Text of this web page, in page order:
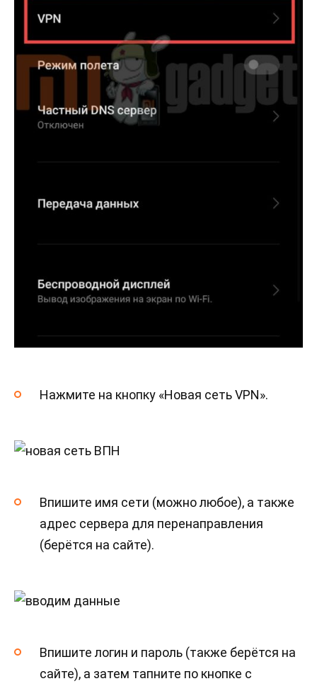
Нажмите на кнопку «Новая сеть VPN».
Впишите имя сети (можно любое), а также
адрес сервера для перенаправления
(берётся на сайте).
Впишите логин и пароль (также берётся на
сайте), а затем тапните по кнопке с